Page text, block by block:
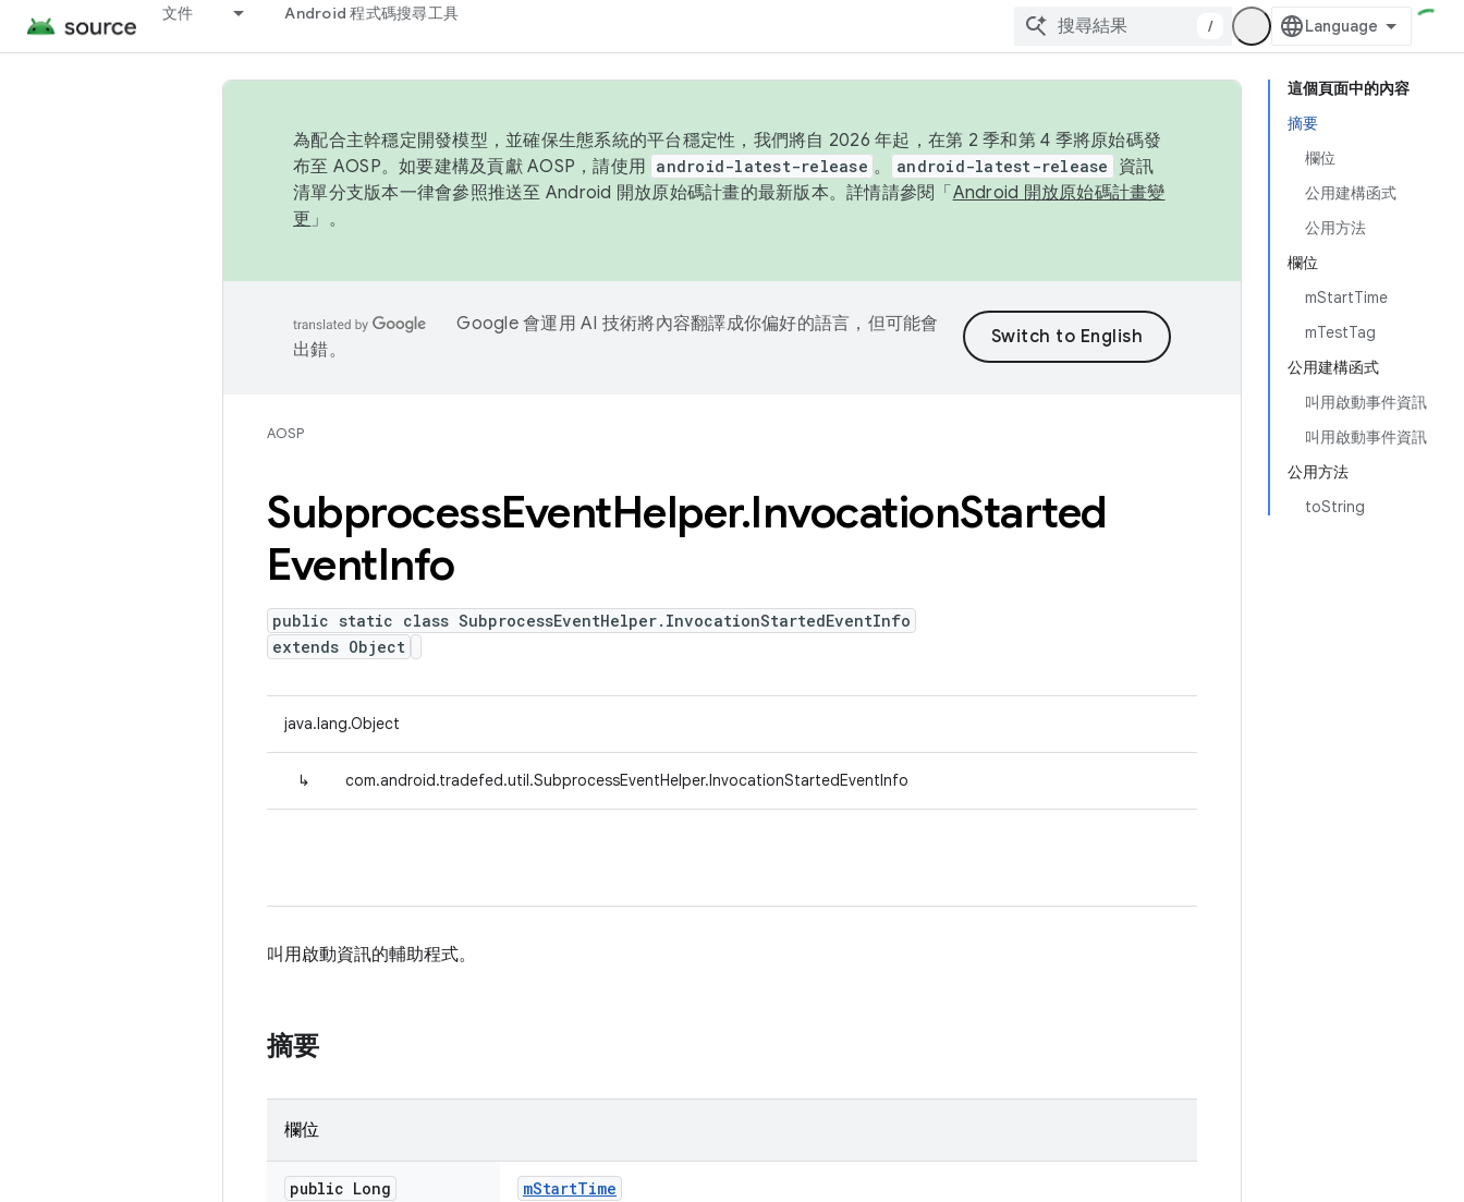
文件 Android 程式碼搜尋工具
/
這個頁面中的內容
摘要
欄位
公用建構函式
公用方法
欄位
mStartTime
mTestTag
公用建構函式
叫用啟動事件資訊
叫用啟動事件資訊
公用方法
toString
為配合主幹穩定開發模型，並確保生態系統的平台穩定性，我們將自 2026 年起，在第 2 季和第 4 季將原始碼發
布至 AOSP。如要建構及貢獻 AOSP，請使用 android-latest-release 。 android-latest-release
資訊
清單分支版本一律會參照推送至 Android 開放原始碼計畫的最新版本。詳情請參閱「 Android 開放原始碼計畫變
更 」。
Google 會運用 AI 技術將內容翻譯成你偏好的語言，但可能會
出錯。
AOSP
SubprocessEventHelper.InvocationStarted
EventInfo
public static class SubprocessEventHelper.InvocationStartedEventInfo
extends Object
java.lang.Object
↳ com.android.tradefed.util.SubprocessEventHelper.InvocationStartedEventInfo
叫用啟動資訊的輔助程式。
摘要
欄位
public Long mStartTime